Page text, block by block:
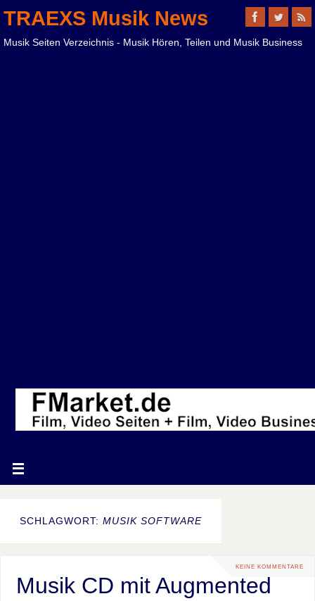
TRAEXS Musik News
Musik Seiten Verzeichnis - Musik Hören, Teilen und Musik Business
SCHLAGWORT: MUSIK SOFTWARE
KEINE KOMMENTARE
Musik CD mit Augmented